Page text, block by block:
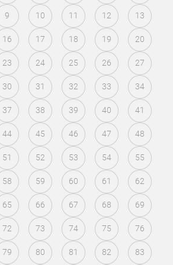
9 10 11 12 13
16 17 18 19 20
23 24 25 26 27
30 31 32 33 34
37 38 39 40 41
44 45 46 47 48
51 52 53 54 55
58 59 60 61 62
65 66 67 68 69
72 73 74 75 76
79 80 81 82 83